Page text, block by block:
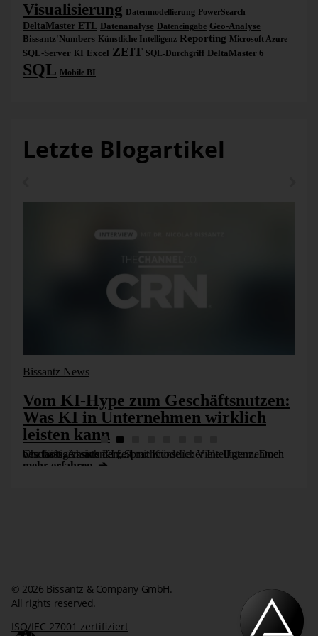
Visualisierung Datenmodellierung PowerSearch
DeltaMaster ETL Datenanalyse Dateneingabe Geo-Analyse
Bissantz'Numbers Künstliche Intelligenz Reporting Microsoft Azure
SQL-Server KI Excel ZEIT SQL-Durchgriff DeltaMaster 6
SQL Mobile BI
Letzte Blogartikel
Bissantz News
Vom KI-Hype zum Geschäftsnutzen:
Was KI in Unternehmen wirklich
leisten kann
Chatbots, Assistenten, Sprachmodelle: Viele Unternehmen beschäftigen sich derzeit mit Künstlicher Intelligenz. Doch wie lässt sich aus KI [...]
mehr erfahren
© 2026 Bissantz & Company GmbH.
All rights reserved.
ISO/IEC 27001 zertifiziert